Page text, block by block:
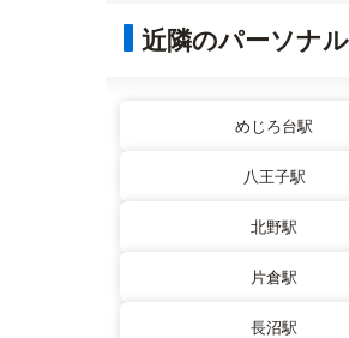
近隣のパーソナ
めじろ台駅
八王子駅
北野駅
片倉駅
長沼駅